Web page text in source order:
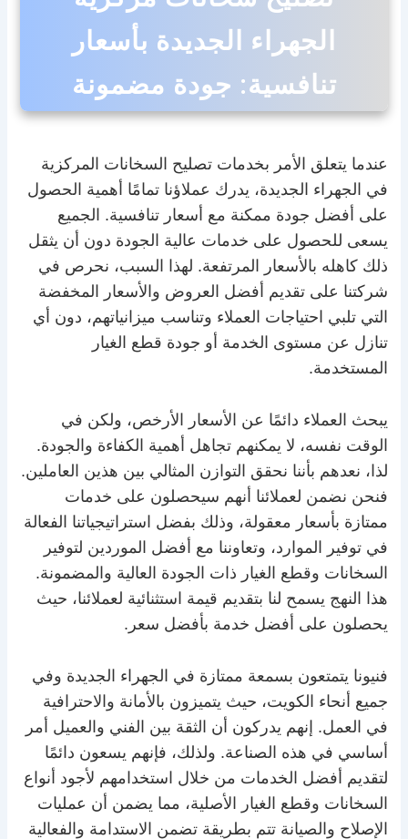
الجهراء الجديدة بأسعار
تنافسية: جودة مضمونة
عندما يتعلق الأمر بخدمات تصليح السخانات المركزية
في الجهراء الجديدة، يدرك عملاؤنا تمامًا أهمية الحصول
على أفضل جودة ممكنة مع أسعار تنافسية. الجميع
يسعى للحصول على خدمات عالية الجودة دون أن يثقل
ذلك كاهله بالأسعار المرتفعة. لهذا السبب، نحرص في
شركتنا على تقديم أفضل العروض والأسعار المخفضة
التي تلبي احتياجات العملاء وتناسب ميزانياتهم، دون أي
تنازل عن مستوى الخدمة أو جودة قطع الغيار
المستخدمة.
يبحث العملاء دائمًا عن الأسعار الأرخص، ولكن في
الوقت نفسه، لا يمكنهم تجاهل أهمية الكفاءة والجودة.
لذا، نعدهم بأننا نحقق التوازن المثالي بين هذين العاملين.
فنحن نضمن لعملائنا أنهم سيحصلون على خدمات
ممتازة بأسعار معقولة، وذلك بفضل استراتيجياتنا الفعالة
في توفير الموارد، وتعاوننا مع أفضل الموردين لتوفير
السخانات وقطع الغيار ذات الجودة العالية والمضمونة.
هذا النهج يسمح لنا بتقديم قيمة استثنائية لعملائنا، حيث
يحصلون على أفضل خدمة بأفضل سعر.
فنيونا يتمتعون بسمعة ممتازة في الجهراء الجديدة وفي
جميع أنحاء الكويت، حيث يتميزون بالأمانة والاحترافية
في العمل. إنهم يدركون أن الثقة بين الفني والعميل أمر
أساسي في هذه الصناعة. ولذلك، فإنهم يسعون دائمًا
لتقديم أفضل الخدمات من خلال استخدامهم لأجود أنواع
السخانات وقطع الغيار الأصلية، مما يضمن أن عمليات
الإصلاح والصيانة تتم بطريقة تضمن الاستدامة والفعالية